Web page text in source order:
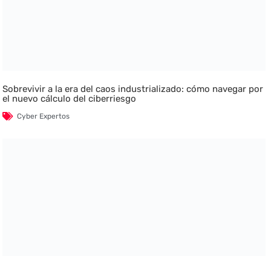
Sobrevivir a la era del caos industrializado: cómo navegar por
el nuevo cálculo del ciberriesgo
Cyber Expertos